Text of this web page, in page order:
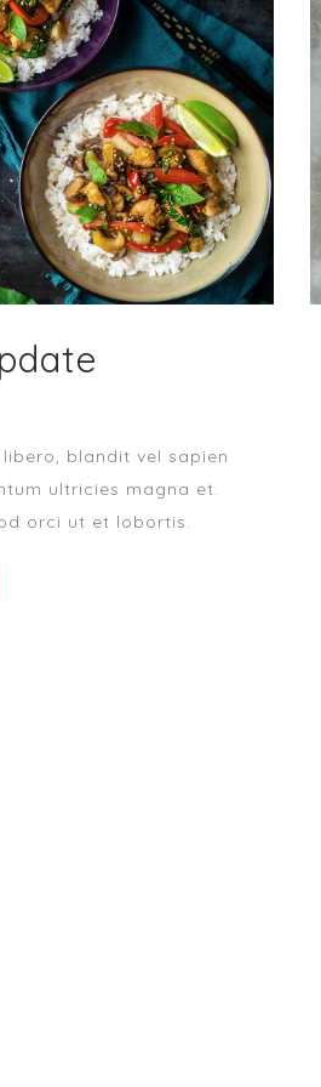
libero, blandit vel sapien
ultricies magna et.
orci ut et lobortis.